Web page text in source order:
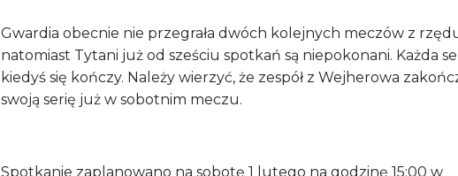
Gwardia obecnie nie przegrała dwóch kolejnych meczów z
natomiast Tytani już od sześciu spotkań są niepokonani. Każda
kiedyś się kończy. Należy wierzyć, że zespół z Wejherowa
swoją serię już w sobotnim meczu.
Spotkanie zaplanowano na sobotę 1 lutego na godzinę 15:00 w